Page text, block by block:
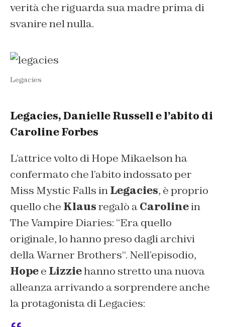
verità che riguarda sua madre prima di
svanire nel nulla.
Legacies
Legacies, Danielle Russell e l’abito di
Caroline Forbes
L’attrice volto di Hope Mikaelson ha
confermato che l’abito indossato per
Miss Mystic Falls inLegacies, è proprio
quello che Klausregalò aCarolinein
The Vampire Diaries: “Era quello
originale, lo hanno preso dagli archivi
della Warner Brothers“. Nell’episodio,
Hopee Lizziehanno stretto una nuova
alleanza arrivando a sorprendere anche
la protagonista di Legacies: